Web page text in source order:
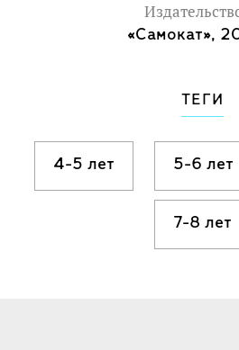
«Самокат»,
ТЕГИ
4-5 лет 5-6 лет
7-8 лет